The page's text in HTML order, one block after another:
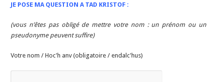
JE POSE MA QUESTION A TAD KRISTOF :
(vous n’êtes pas obligé de mettre votre nom : un prénom ou un
pseudonyme peuvent suffire)
Votre nom / Hoc'h anv (obligatoire / endalc'hus)